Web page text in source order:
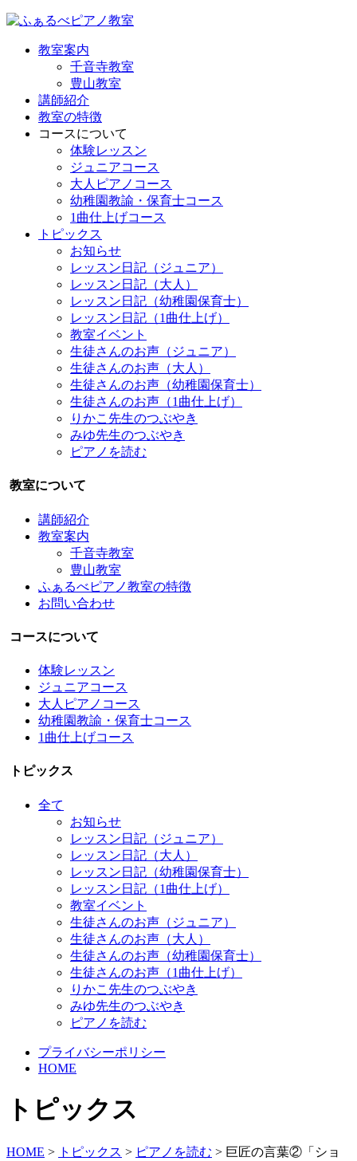
教室案内
千音寺教室
豊山教室
講師紹介
教室の特徴
コースについて
体験レッスン
ジュニアコース
大人ピアノコース
幼稚園教諭・保育士コース
1曲仕上げコース
トピックス
お知らせ
レッスン日記（ジュニア）
レッスン日記（大人）
レッスン日記（幼稚園保育士）
レッスン日記（1曲仕上げ）
教室イベント
生徒さんのお声（ジュニア）
生徒さんのお声（大人）
生徒さんのお声（幼稚園保育士）
生徒さんのお声（1曲仕上げ）
りかこ先生のつぶやき
みゆ先生のつぶやき
ピアノを読む
教室について
講師紹介
教室案内
千音寺教室
豊山教室
ふぁるべピアノ教室の特徴
お問い合わせ
コースについて
体験レッスン
ジュニアコース
大人ピアノコース
幼稚園教諭・保育士コース
1曲仕上げコース
トピックス
全て
お知らせ
レッスン日記（ジュニア）
レッスン日記（大人）
レッスン日記（幼稚園保育士）
レッスン日記（1曲仕上げ）
教室イベント
生徒さんのお声（ジュニア）
生徒さんのお声（大人）
生徒さんのお声（幼稚園保育士）
生徒さんのお声（1曲仕上げ）
りかこ先生のつぶやき
みゆ先生のつぶやき
ピアノを読む
プライバシーポリシー
HOME
トピックス
HOME > トピックス > ピアノを読む > 巨匠の言葉②「ショ